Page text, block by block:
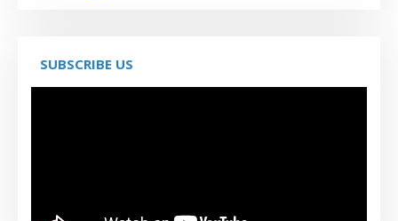
SUBSCRIBE US